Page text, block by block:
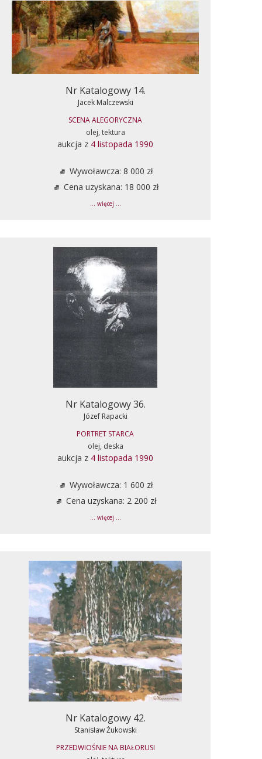
Nr Katalogowy 14.
Jacek Malczewski
SCENA ALEGORYCZNA
olej, tektura
aukcja z 4 listopada 1990
Wywoławcza: 8 000 zł
Cena uzyskana: 18 000 zł
... więcej ...
Nr Katalogowy 36.
Józef Rapacki
PORTRET STARCA
olej, deska
aukcja z 4 listopada 1990
Wywoławcza: 1 600 zł
Cena uzyskana: 2 200 zł
... więcej ...
Nr Katalogowy 42.
Stanisław Żukowski
PRZEDWIOŚNIE NA BIAŁORUSI